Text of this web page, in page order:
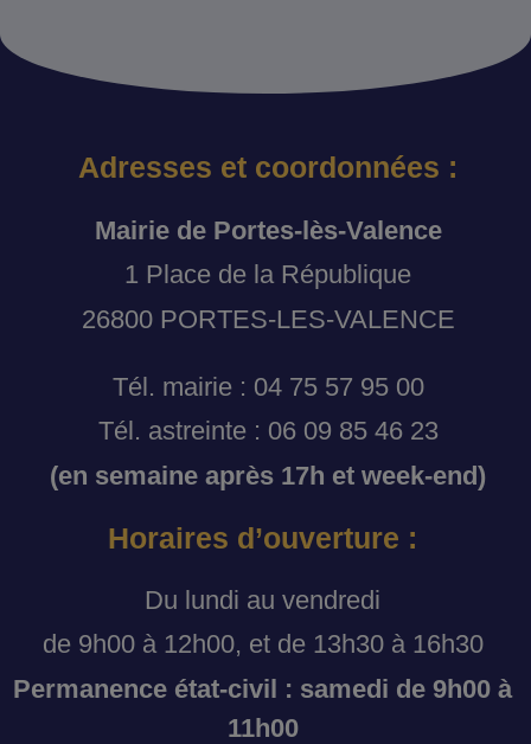
Adresses et coordonnées :
Mairie de Portes-lès-Valence
1 Place de la République
26800 PORTES-LES-VALENCE
Tél. mairie : 04 75 57 95 00
Tél. astreinte : 06 09 85 46 23
(en semaine après 17h et week-end)
Horaires d’ouverture :
Du lundi au vendredi
de 9h00 à 12h00, et de 13h30 à 16h30
Permanence état-civil : samedi de 9h00 à
11h00